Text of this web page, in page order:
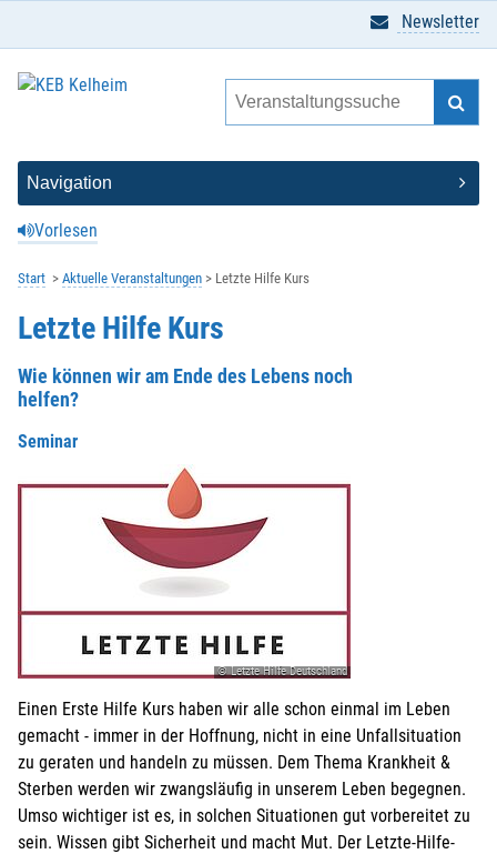
Vorlesen
Newsletter
Start Aktuelle Veranstaltungen Letzte Hilfe Kurs
Letzte Hilfe Kurs
Wie können wir am Ende des Lebens noch
helfen?
Seminar
© Letzte Hilfe Deutschland
Einen Erste Hilfe Kurs haben wir alle schon einmal im Leben
gemacht - immer in der Hoffnung, nicht in eine Unfallsituation
zu geraten und handeln zu müssen. Dem Thema Krankheit &
Sterben werden wir zwangsläufig in unserem Leben begegnen.
Umso wichtiger ist es, in solchen Situationen gut vorbereitet zu
sein. Wissen gibt Sicherheit und macht Mut. Der Letzte-Hilfe-